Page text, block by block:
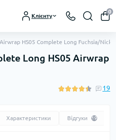
Клієнту
0
HS05 Complete Long Fuchsia/Nickel
Long HS05 Airwrap
19
Характеристики Відгуки 19